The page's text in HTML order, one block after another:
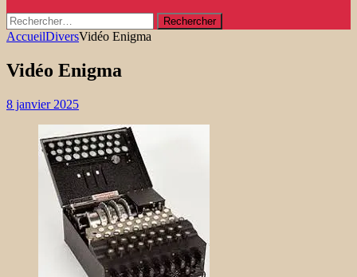
Rechercher :
AccueilDiversVidéo Enigma
Vidéo Enigma
8 janvier 2025